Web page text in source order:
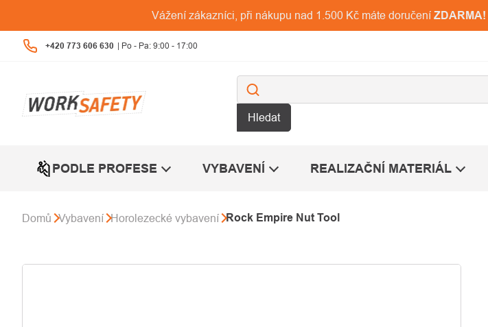
obsah
Vážení zákazníci, při nákupu nad 1.500 Kč máte doručení ZDARMA!
+420 773 606 630
Hledat
PODLE PROFESE VYBAVENÍ REALIZAČNÍ MATERIÁL
Domů Vybavení Horolezecké vybavení Rock Empire Nut Tool